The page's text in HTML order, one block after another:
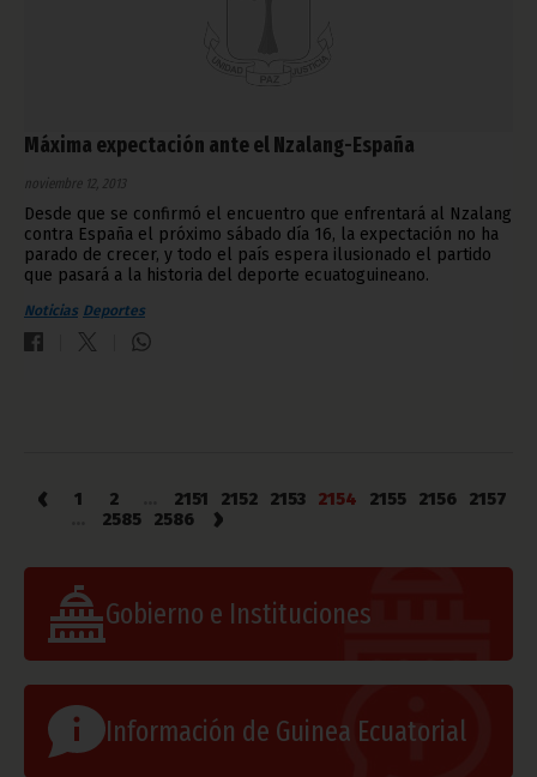
Máxima expectación ante el Nzalang-España
noviembre 12, 2013
Desde que se confirmó el encuentro que enfrentará al Nzalang
contra España el próximo sábado día 16, la expectación no ha
parado de crecer, y todo el país espera ilusionado el partido
que pasará a la historia del deporte ecuatoguineano.
Noticias Deportes
‹ 1 2 2151 2152 2153 2154 2155 2156
2157
2585 2586 ›
Gobierno e Instituciones
Información de Guinea Ecuatorial